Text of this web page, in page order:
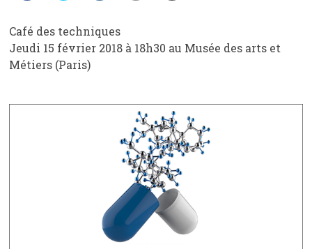
Café des techniques
Jeudi 15 février 2018 à 18h30 au Musée des arts et
Métiers (Paris)